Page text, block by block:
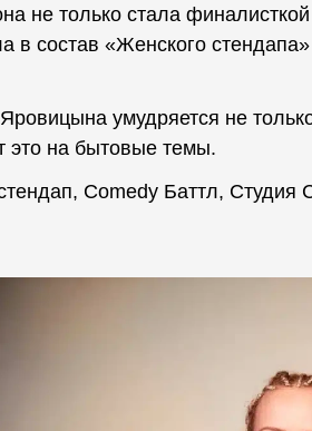
не только стала
в состав «Женского
умудряется не
это на бытовые темы.
Comedy Баттл,